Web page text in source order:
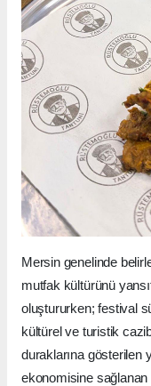
Mersin genelinde
mutfak kültürünü
oluştururken; festival
kültürel ve turistik
duraklarına gösterilen
ekonomisine sağlanan